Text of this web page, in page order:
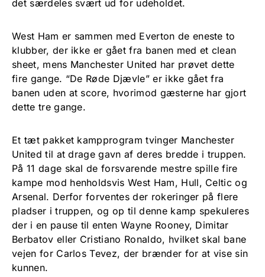
det særdeles svært ud for udeholdet.
West Ham er sammen med Everton de eneste to
klubber, der ikke er gået fra banen med et clean
sheet, mens Manchester United har prøvet dette
fire gange. “De Røde Djævle” er ikke gået fra
banen uden at score, hvorimod gæsterne har gjort
dette tre gange.
Et tæt pakket kampprogram tvinger Manchester
United til at drage gavn af deres bredde i truppen.
På 11 dage skal de forsvarende mestre spille fire
kampe mod henholdsvis West Ham, Hull, Celtic og
Arsenal. Derfor forventes der rokeringer på flere
pladser i truppen, og op til denne kamp spekuleres
der i en pause til enten Wayne Rooney, Dimitar
Berbatov eller Cristiano Ronaldo, hvilket skal bane
vejen for Carlos Tevez, der brænder for at vise sin
kunnen.